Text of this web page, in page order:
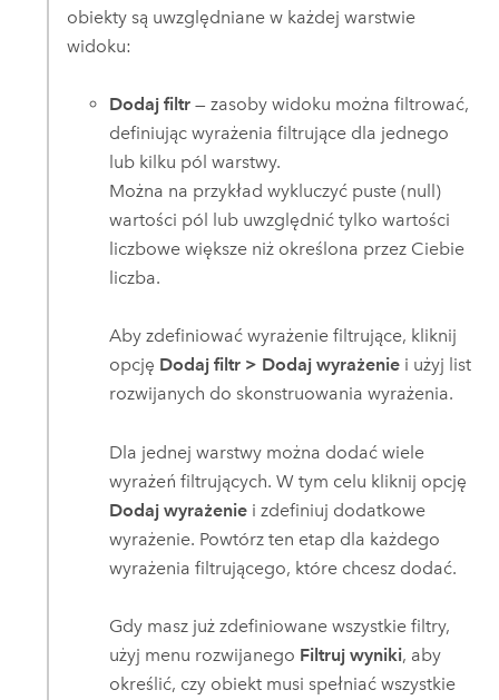
obiekty są uwzględniane w każdej warstwie
widoku:
Dodaj filtr — zasoby widoku można filtrować,
definiując wyrażenia filtrujące dla jednego
lub kilku pól warstwy.
Można na przykład wykluczyć puste (null)
wartości pól lub uwzględnić tylko wartości
liczbowe większe niż określona przez Ciebie
liczba.
Aby zdefiniować wyrażenie filtrujące, kliknij
opcję Dodaj filtr > Dodaj wyrażenie i użyj list
rozwijanych do skonstruowania wyrażenia.
Dla jednej warstwy można dodać wiele
wyrażeń filtrujących. W tym celu kliknij opcję
Dodaj wyrażenie i zdefiniuj dodatkowe
wyrażenie. Powtórz ten etap dla każdego
wyrażenia filtrującego, które chcesz dodać.
Gdy masz już zdefiniowane wszystkie filtry,
użyj menu rozwijanego Filtruj wyniki, aby
określić, czy obiekt musi spełniać wszystkie